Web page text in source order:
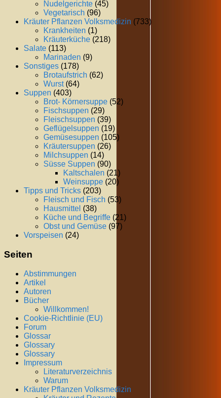
Nudelgerichte (45)
Vegetarisch (96)
Kräuter Pflanzen Volksmedizin (733)
Krankheiten (1)
Kräuterküche (218)
Salate (113)
Marinaden (9)
Sonstiges (178)
Brotaufstrich (62)
Wurst(64)
Suppen (403)
Brot- Körnersuppe (52)
Fischsuppen (29)
Fleischsuppen (39)
Geflügelsuppen (19)
Gemüsesuppen (105)
Kräutersuppen (26)
Milchsuppen (14)
Süsse Suppen (90)
Kaltschalen (21)
Weinsuppe (20)
Tipps und Tricks (203)
Fleisch und Fisch (53)
Hausmittel (38)
Küche und Begriffe (21)
Obst und Gemüse (97)
Vorspeisen (24)
Seiten
Abstimmungen
Artikel
Autoren
Bücher
Willkommen!
Cookie-Richtlinie (EU)
Forum
Glossar
Glossary
Glossary
Impressum
Literaturverzeichnis
Warum
Kräuter Pflanzen Volksmedizin